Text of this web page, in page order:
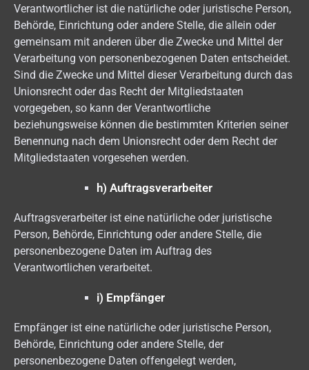
Verantwortlicher ist die natürliche oder juristische Person,
Behörde, Einrichtung oder andere Stelle, die allein oder
gemeinsam mit anderen über die Zwecke und Mittel der
Verarbeitung von personenbezogenen Daten entscheidet.
Sind die Zwecke und Mittel dieser Verarbeitung durch das
Unionsrecht oder das Recht der Mitgliedstaaten
vorgegeben, so kann der Verantwortliche
beziehungsweise können die bestimmten Kriterien seiner
Benennung nach dem Unionsrecht oder dem Recht der
Mitgliedstaaten vorgesehen werden.
h) Auftragsverarbeiter
Auftragsverarbeiter ist eine natürliche oder juristische
Person, Behörde, Einrichtung oder andere Stelle, die
personenbezogene Daten im Auftrag des
Verantwortlichen verarbeitet.
i) Empfänger
Empfänger ist eine natürliche oder juristische Person,
Behörde, Einrichtung oder andere Stelle, der
personenbezogene Daten offengelegt werden,